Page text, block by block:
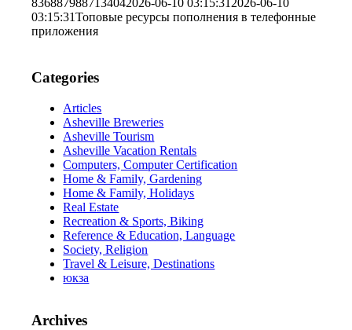
8368879887134042026-06-10 03:15:31 2026-06-10
03:15:31Топовые ресурсы пополнения в телефонные
приложения
Categories
Articles
Asheville Breweries
Asheville Tourism
Asheville Vacation Rentals
Computers, Computer Certification
Home & Family, Gardening
Home & Family, Holidays
Real Estate
Recreation & Sports, Biking
Reference & Education, Language
Society, Religion
Travel & Leisure, Destinations
юкза
Archives